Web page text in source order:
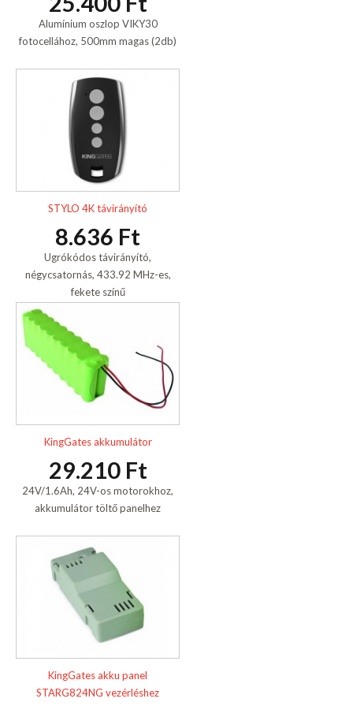
Alumínium oszlop VIKY30
fotocellához, 500mm magas (2db)
STYLO 4K távirányító
8.636 Ft
Ugrókódos távirányító,
négycsatornás, 433.92 MHz-es,
fekete színű
KingGates akkumulátor
29.210 Ft
24V/1.6Ah, 24V-os motorokhoz,
akkumulátor töltő panelhez
KingGates akku panel
STARG824NG vezérléshez